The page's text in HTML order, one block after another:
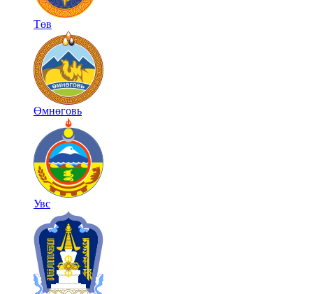
Төв
Өмнөговь
Увс